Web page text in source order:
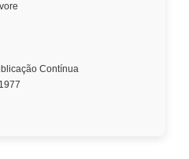
Contínua
1977